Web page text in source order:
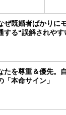
ぜ既婚者ばかりに
する“誤解されやす
たを尊重＆優先。
「本命サイン」